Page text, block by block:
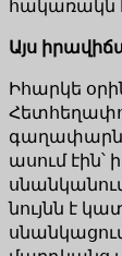
հակառակն
Այս
Իհարկե
ասում էին՝
նույնն է